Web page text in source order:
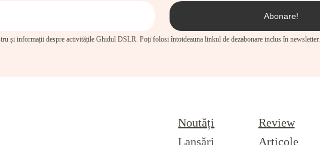
și informații despre activitățile Ghidul DSLR. Poți folosi întotdeauna linkul de dezabonare inclus în newsletter.
Noutăți
Lansări
Review
Articole